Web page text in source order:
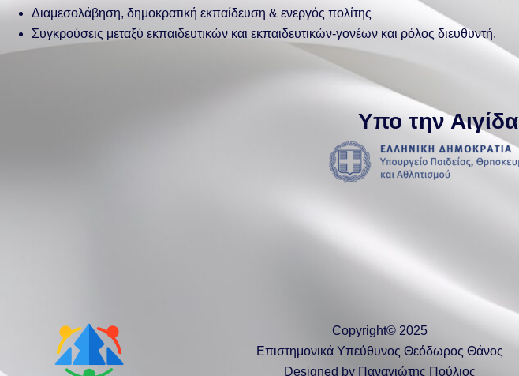
Διαμεσολάβηση, δημοκρατική εκπαίδευση & ενεργός πολίτης
Συγκρούσεις μεταξύ εκπαιδευτικών και εκπαιδευτικών-γονέων και ρόλος διευθυντή.
Υπο την Αιγίδα
Copyright© 2025
Επιστημονικά Υπεύθυνος Θεόδωρος Θάνος
Designed by Παναγιώτης Πούλιος